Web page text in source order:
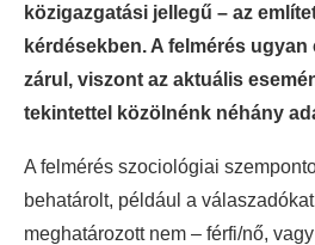
közigazgatási jellegű – az
kérdésekben. A felmérés ugyan
zárul, viszont az aktuális
tekintettel közölnénk néhány
A felmérés szociológiai
behatárolt, például a
meghatározott nem – férfi/nő,